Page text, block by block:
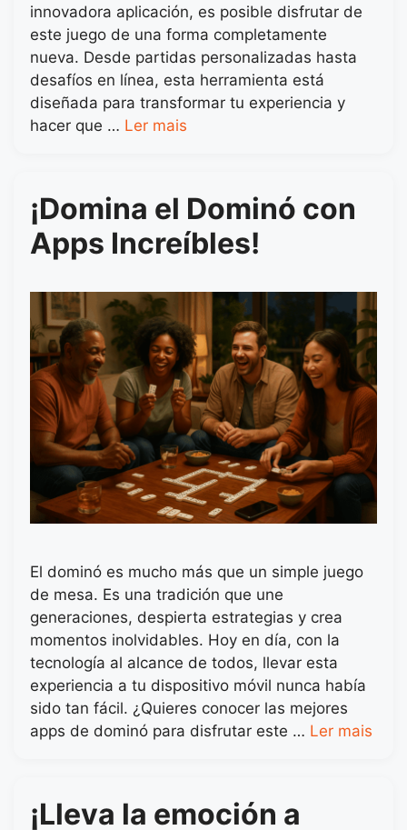
innovadora aplicación, es posible disfrutar de
este juego de una forma completamente
nueva. Desde partidas personalizadas hasta
desafíos en línea, esta herramienta está
diseñada para transformar tu experiencia y
hacer que … Ler mais
¡Domina el Dominó con
Apps Increíbles!
El dominó es mucho más que un simple juego
de mesa. Es una tradición que une
generaciones, despierta estrategias y crea
momentos inolvidables. Hoy en día, con la
tecnología al alcance de todos, llevar esta
experiencia a tu dispositivo móvil nunca había
sido tan fácil. ¿Quieres conocer las mejores
apps de dominó para disfrutar este … Ler mais
¡Lleva la emoción a